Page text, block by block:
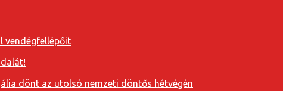
vendégfellépőit
dönt az utolsó nemzeti döntős hétvégén